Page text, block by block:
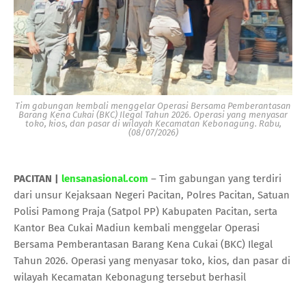
Tim gabungan kembali menggelar Operasi Bersama Pemberantasan
Barang Kena Cukai (BKC) Ilegal Tahun 2026. Operasi yang menyasar
toko, kios, dan pasar di wilayah Kecamatan Kebonagung. Rabu,
(08/07/2026)
PACITAN | lensanasional.com – Tim gabungan yang terdiri
dari unsur Kejaksaan Negeri Pacitan, Polres Pacitan, Satuan
Polisi Pamong Praja (Satpol PP) Kabupaten Pacitan, serta
Kantor Bea Cukai Madiun kembali menggelar Operasi
Bersama Pemberantasan Barang Kena Cukai (BKC) Ilegal
Tahun 2026. Operasi yang menyasar toko, kios, dan pasar di
wilayah Kecamatan Kebonagung tersebut berhasil